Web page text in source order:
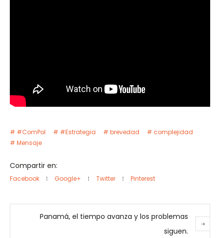
#ComPol #Estrategia brevedad
complejidad
Mensaje
Compartir en:
Facebook Google+ Twitter Pinterest
Panamá, el tiempo avanza y los problemas
siguen.